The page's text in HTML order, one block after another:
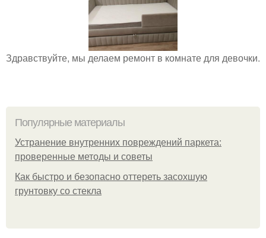
Здравствуйте, мы делаем ремонт в комнате для девочки.
Популярные материалы
Устранение внутренних повреждений паркета:
проверенные методы и советы
Как быстро и безопасно оттереть засохшую
грунтовку со стекла